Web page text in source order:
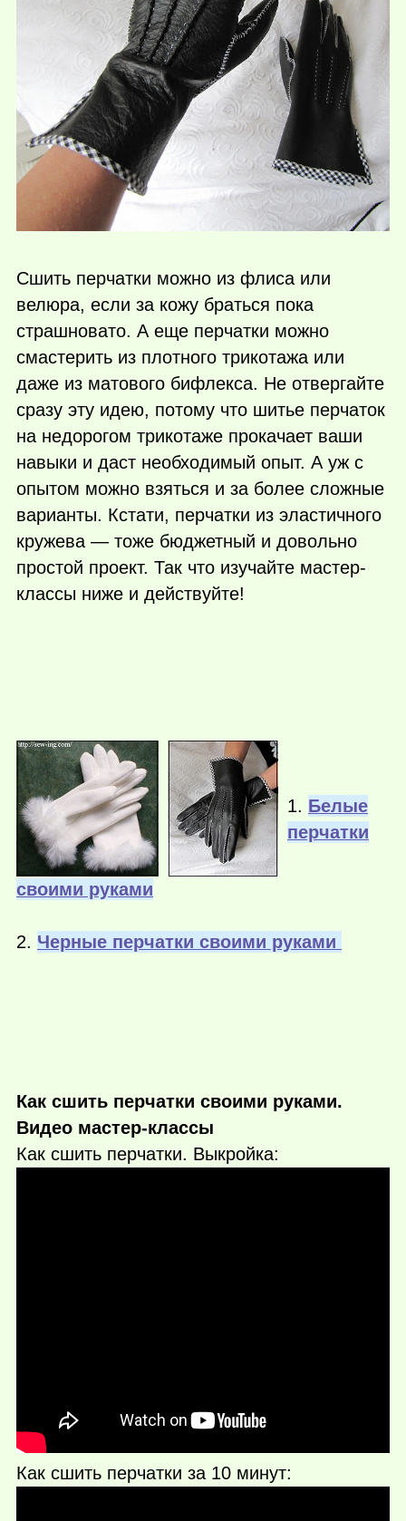
Сшить перчатки можно из флиса или
велюра, если за кожу браться пока
страшновато. А еще перчатки можно
смастерить из плотного трикотажа или
даже из матового бифлекса. Не отвергайте
сразу эту идею, потому что шитье перчаток
на недорогом трикотаже прокачает ваши
навыки и даст необходимый опыт. А уж с
опытом можно взяться и за более сложные
варианты. Кстати, перчатки из эластичного
кружева — тоже бюджетный и довольно
простой проект. Так что изучайте мастер-
классы ниже и действуйте!
1. Белые
перчатки
своими руками
2. Черные перчатки своими руками
Как сшить перчатки своими руками.
Видео мастер-классы
Как сшить перчатки. Выкройка:
Как сшить перчатки за 10 минут: